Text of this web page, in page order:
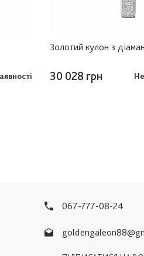
Золотий кулон з
30 028 грн
067-777-08-24